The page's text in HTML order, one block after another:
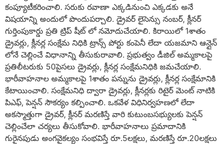
కంప్యూటీకరించాలి. సరుకు రవాణా ఎక్కడినుంచి ఎక్కడకు అనే
విషయాన్ని అందులో పొందుపర్చాలి. డ్రైవర్ లైసెన్సు నంబర్, క్లీనర్
గుర్తింపుకార్డు ప్రతి ట్రిప్ షీట్ లో నమోదుచేయాలి. కిరాయిలో 1శాతం
డ్రైవర్లు, క్లీనర్ల సంక్షేమ నిధికి ట్రాన్స్ పోర్టు కంపెనీ లేదా యజమాని ఆన్లైన్
లోనే చెల్లించే విధానాన్ని తీసుకురావాలి. ప్రభుత్వం డీజిల్ అమ్మకాలపై
ప్రతిలీటరుకు 50పైసలు డ్రైవర్లు, క్లీనర్ల సంక్షేమనిధికి జమచేయాలి.
భారీవాహనాల అమ్మకాలపై 1శాతం పన్నును డ్రైవర్లు, క్లీనర్ల సంక్షేమానికి
కేటాయించాలి. సంక్షేమనిధి ద్వారా డ్రైవర్లు, క్లీనర్లకు రిటైర్ మెంట్ నాటికి
పిఎఫ్, పెన్షన్ సౌకర్యం కల్పించాలి. ఒకవేళ విధినిర్వహణలో లేదా
అకస్మాత్తుగా డ్రైవర్, క్లీనర్ మరణిస్తే వారి కుటుంబసభ్యులకు పెన్షన్
చెల్లించేలా చర్యలు తీసుకోవాలి. భారీవాహనాలు ప్రమాదానికి
గురైనపుడు అంగవైకల్యం సంభవిస్తే రూ.5లక్షలు, మరణిస్తే రూ.20లక్షలు